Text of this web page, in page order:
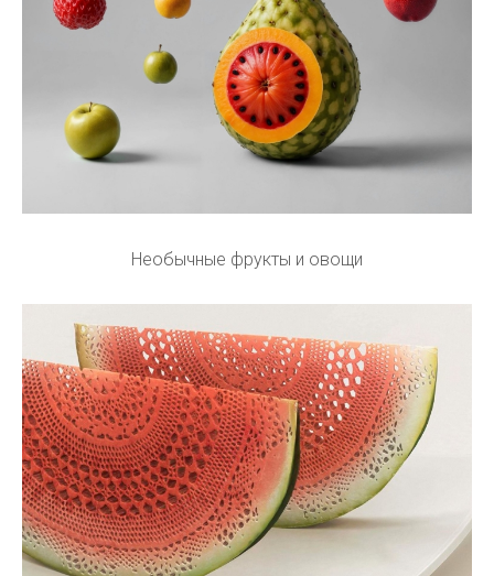
Необычные фрукты и овощи